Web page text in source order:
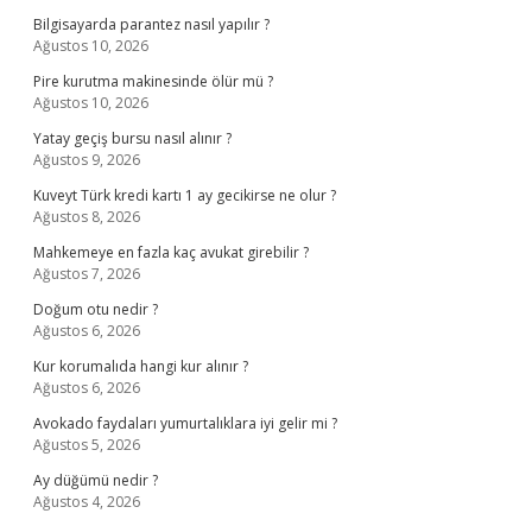
Bilgisayarda parantez nasıl yapılır ?
Ağustos 10, 2026
Pire kurutma makinesinde ölür mü ?
Ağustos 10, 2026
Yatay geçiş bursu nasıl alınır ?
Ağustos 9, 2026
Kuveyt Türk kredi kartı 1 ay gecikirse ne olur ?
Ağustos 8, 2026
Mahkemeye en fazla kaç avukat girebilir ?
Ağustos 7, 2026
Doğum otu nedir ?
Ağustos 6, 2026
Kur korumalıda hangi kur alınır ?
Ağustos 6, 2026
Avokado faydaları yumurtalıklara iyi gelir mi ?
Ağustos 5, 2026
Ay düğümü nedir ?
Ağustos 4, 2026